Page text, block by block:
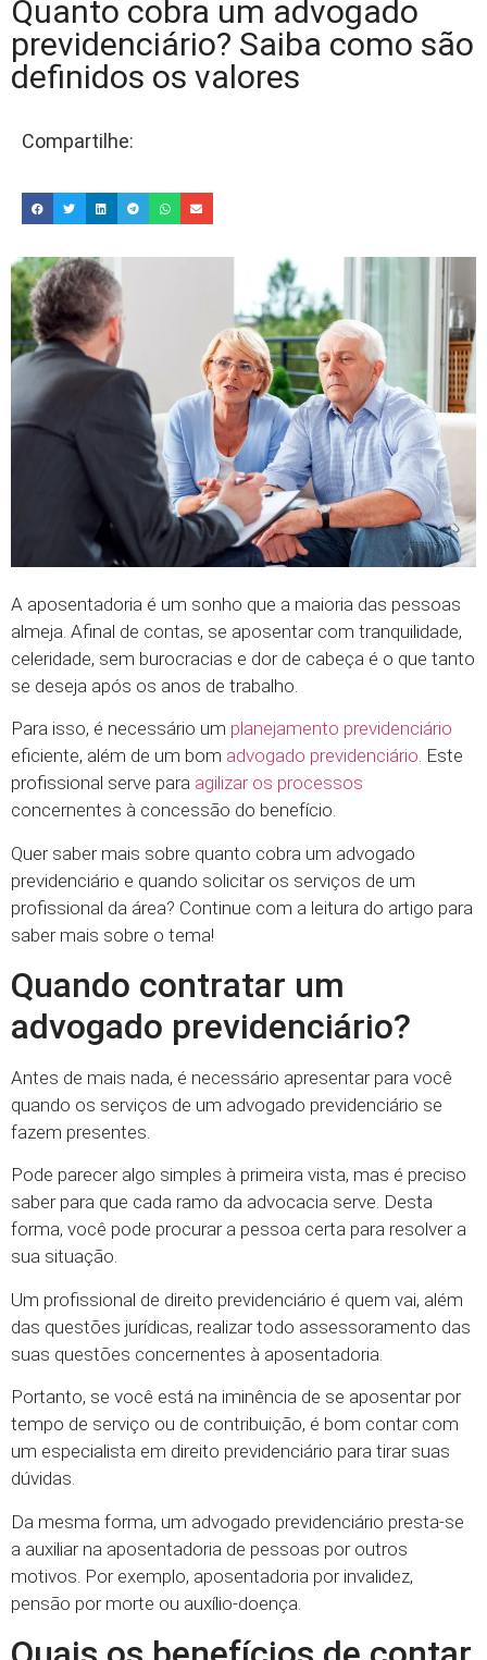
Quanto cobra um advogado
previdenciário? Saiba como são
definidos os valores
Compartilhe:
A aposentadoria é um sonho que a maioria das pessoas
almeja. Afinal de contas, se aposentar com tranquilidade,
celeridade, sem burocracias e dor de cabeça é o que tanto
se deseja após os anos de trabalho.
Para isso, é necessário um planejamento previdenciário
eficiente, além de um bom advogado previdenciário. Este
profissional serve para agilizar os processos
concernentes à concessão do benefício.
Quer saber mais sobre quanto cobra um advogado
previdenciário e quando solicitar os serviços de um
profissional da área? Continue com a leitura do artigo para
saber mais sobre o tema!
Quando contratar um
advogado previdenciário?
Antes de mais nada, é necessário apresentar para você
quando os serviços de um advogado previdenciário se
fazem presentes.
Pode parecer algo simples à primeira vista, mas é preciso
saber para que cada ramo da advocacia serve. Desta
forma, você pode procurar a pessoa certa para resolver a
sua situação.
Um profissional de direito previdenciário é quem vai, além
das questões jurídicas, realizar todo assessoramento das
suas questões concernentes à aposentadoria.
Portanto, se você está na iminência de se aposentar por
tempo de serviço ou de contribuição, é bom contar com
um especialista em direito previdenciário para tirar suas
dúvidas.
Da mesma forma, um advogado previdenciário presta-se
a auxiliar na aposentadoria de pessoas por outros
motivos. Por exemplo, aposentadoria por invalidez,
pensão por morte ou auxílio-doença.